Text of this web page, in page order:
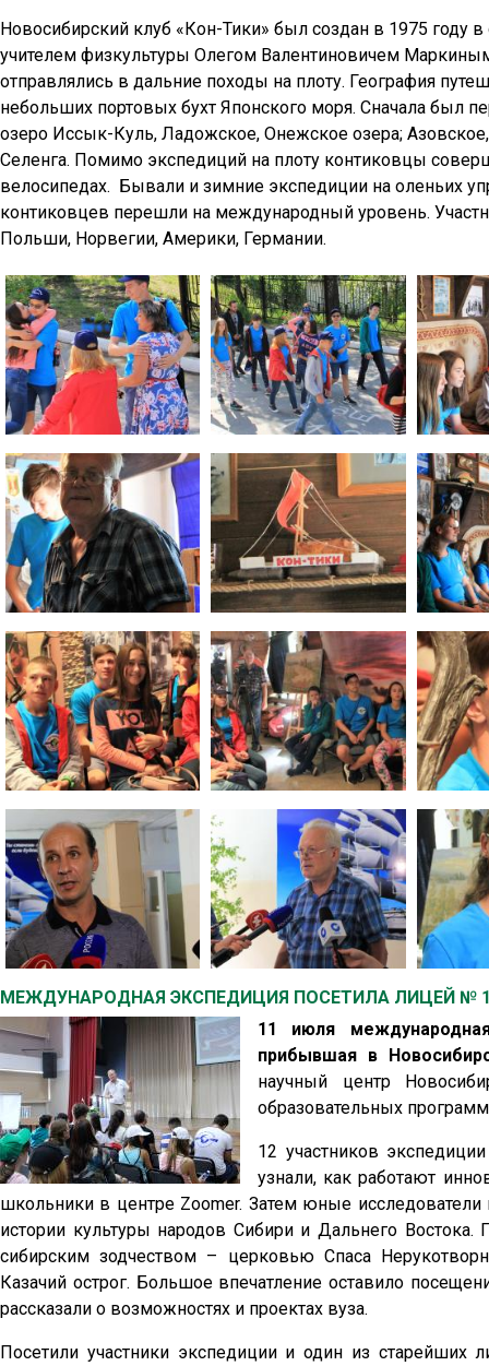
Новосибирский клуб «Кон-Тики» был создан в 1975
учителем физкультуры Олегом Валентиновичем
отправлялись в дальние походы на плоту. География
небольших портовых бухт Японского моря. Сначала был
озеро Иссык-Куль, Ладожское, Онежское озера;
Селенга. Помимо экспедиций на плоту контиковцы
велосипедах. Бывали и зимние экспедиции на оленьих
контиковцев перешли на международный уровень.
Польши, Норвегии, Америки, Германии.
МЕЖДУНАРОДНАЯ ЭКСПЕДИЦИЯ ПОСЕТИЛА ЛИЦЕЙ №
11 июля
прибывшая в
научный центр
образовательных
12 участников
узнали, как работают
школьники в центре Zoomer. Затем юные
истории культуры народов Сибири и Дальнего
сибирским зодчеством – церковью Спаса
Казачий острог. Большое впечатление оставило
рассказали о возможностях и проектах вуза.
Посетили участники экспедиции и один из